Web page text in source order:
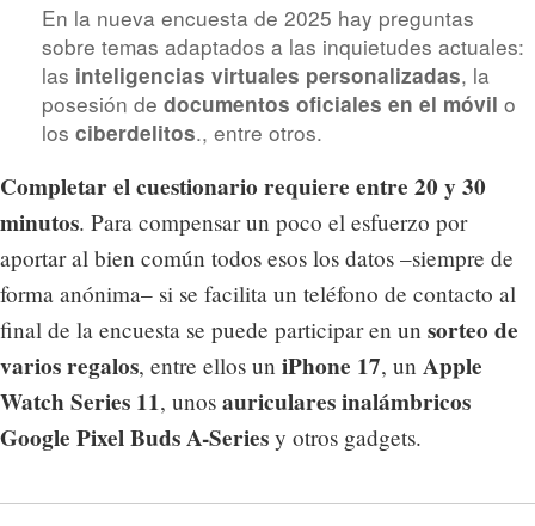
En la nueva encuesta de 2025 hay preguntas
sobre temas adaptados a las inquietudes actuales:
las inteligencias virtuales personalizadas, la
posesión de documentos oficiales en el móvil o
los ciberdelitos., entre otros.
Completar el cuestionario requiere entre 20 y 30
minutos. Para compensar un poco el esfuerzo por
aportar al bien común todos esos los datos –siempre de
forma anónima– si se facilita un teléfono de contacto al
final de la encuesta se puede participar en un sorteo de
varios regalos, entre ellos un iPhone 17, un Apple
Watch Series 11, unos auriculares inalámbricos
Google Pixel Buds A-Series y otros gadgets.